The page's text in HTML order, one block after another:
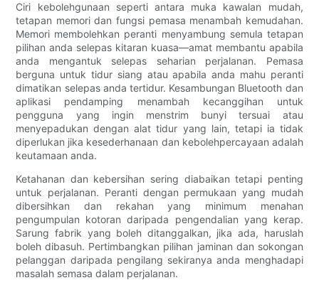
Ciri kebolehgunaan seperti antara muka kawalan mudah,
tetapan memori dan fungsi pemasa menambah kemudahan.
Memori membolehkan peranti menyambung semula tetapan
pilihan anda selepas kitaran kuasa—amat membantu apabila
anda mengantuk selepas seharian perjalanan. Pemasa
berguna untuk tidur siang atau apabila anda mahu peranti
dimatikan selepas anda tertidur. Kesambungan Bluetooth dan
aplikasi pendamping menambah kecanggihan untuk
pengguna yang ingin menstrim bunyi tersuai atau
menyepadukan dengan alat tidur yang lain, tetapi ia tidak
diperlukan jika kesederhanaan dan kebolehpercayaan adalah
keutamaan anda.
Ketahanan dan kebersihan sering diabaikan tetapi penting
untuk perjalanan. Peranti dengan permukaan yang mudah
dibersihkan dan rekahan yang minimum menahan
pengumpulan kotoran daripada pengendalian yang kerap.
Sarung fabrik yang boleh ditanggalkan, jika ada, haruslah
boleh dibasuh. Pertimbangkan pilihan jaminan dan sokongan
pelanggan daripada pengilang sekiranya anda menghadapi
masalah semasa dalam perjalanan.